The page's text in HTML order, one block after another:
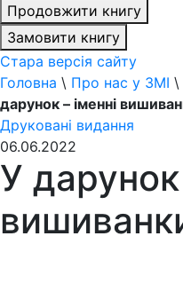
Продовжити книгу
Замовити книгу
Стара версія сайту
Головна \ Про нас у ЗМІ \
дарунок – іменні
Друковані видання
06.06.2022
У дарунок